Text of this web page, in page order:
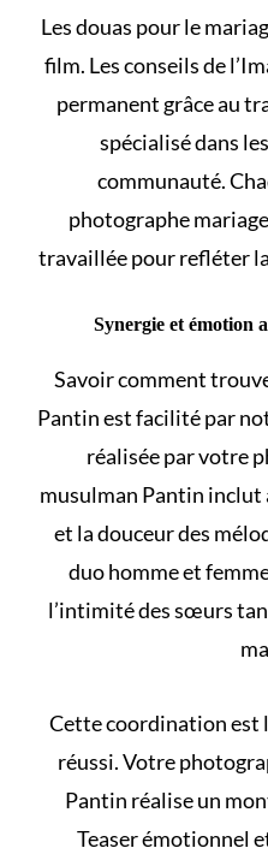
Lesdouas pour le
film. Les conseils de
permanent grâce au
spécialisé dans
communauté.
photographe
travaillée pour refléter
Synergie et émotion
Savoir comment
Pantin est facilité par
réalisée par votre
musulman Pantin inclut
et la douceur des
duo homme et
l’intimité des sœurs
Cette coordination est
réussi. Votre
Pantin réalise un
Teaser émotionnel